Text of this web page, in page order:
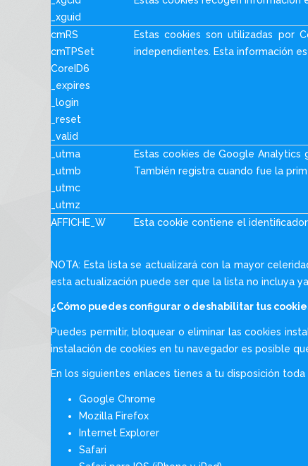
_xguid
cmRS
cmTPSet
CoreID6
_expires
_login
_reset
_valid
Estas cookies son utilizadas por
independientes. Esta información
_utma
_utmb
_utmc
_utmz
Estas cookies de Google Analytics
También registra cuando fue la
AFFICHE_W Esta cookie contiene el
NOTA: Esta lista se actualizará con la mayor
esta actualización puede ser que la lista no incluya
¿Cómo puedes configurar o deshabilitar tus
Puedes permitir, bloquear o eliminar las cookies
instalación de cookies en tu navegador es posible
En los siguientes enlaces tienes a tu disposición
Google Chrome
Mozilla Firefox
Internet Explorer
Safari